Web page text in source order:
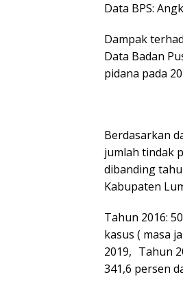
Data BPS:
Dampak
Data Badan
pidana pada
Berdasarkan
jumlah tindak
dibanding
Kabupaten
Tahun 2016:
kasus ( masa
2019, Tahun
341,6 persen